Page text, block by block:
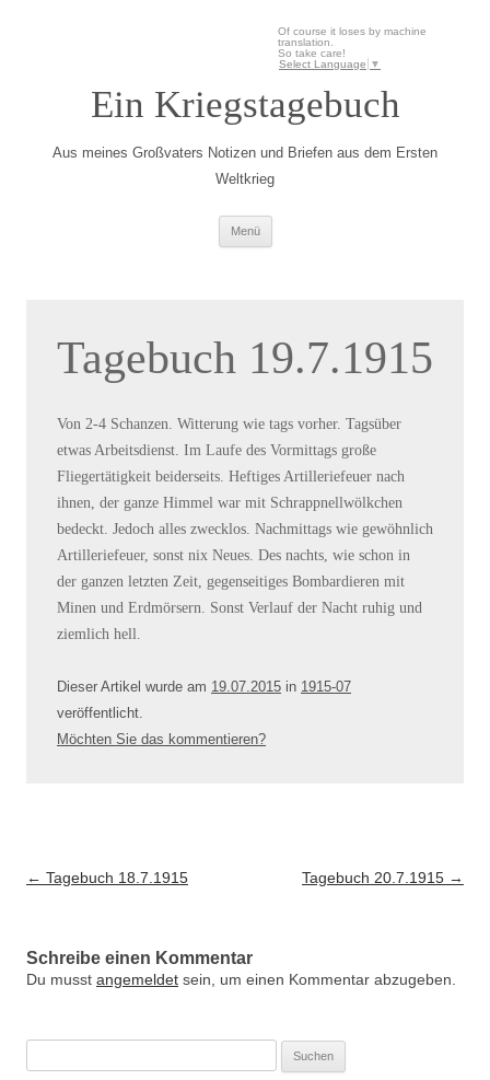
Of course it loses by machine
translation.
So take care!
Select Language ▼
Ein Kriegstagebuch
Aus meines Großvaters Notizen und Briefen aus dem Ersten
Weltkrieg
Menü
Tagebuch 19.7.1915
Von 2-4 Schanzen. Witterung wie tags vorher. Tagsüber
etwas Arbeitsdienst. Im Laufe des Vormittags große
Fliegertätigkeit beiderseits. Heftiges Artilleriefeuer nach
ihnen, der ganze Himmel war mit Schrappnellwölkchen
bedeckt. Jedoch alles zwecklos. Nachmittags wie gewöhnlich
Artilleriefeuer, sonst nix Neues. Des nachts, wie schon in
der ganzen letzten Zeit, gegenseitiges Bombardieren mit
Minen und Erdmörsern. Sonst Verlauf der Nacht ruhig und
ziemlich hell.
Dieser Artikel wurde am 19.07.2015 in 1915-07
veröffentlicht.
Möchten Sie das kommentieren?
Artikel-Navigation
← Tagebuch 18.7.1915 Tagebuch 20.7.1915 →
Schreibe einen Kommentar
Du musst angemeldet sein, um einen Kommentar abzugeben.